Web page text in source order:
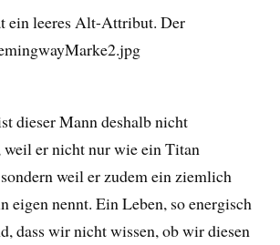
dieser Mann deshalb nicht
er nicht nur wie ein Titan
weil er zudem ein ziemlich
eigen nennt. Ein Leben, so energisch
dass wir nicht wissen, ob wir diesen